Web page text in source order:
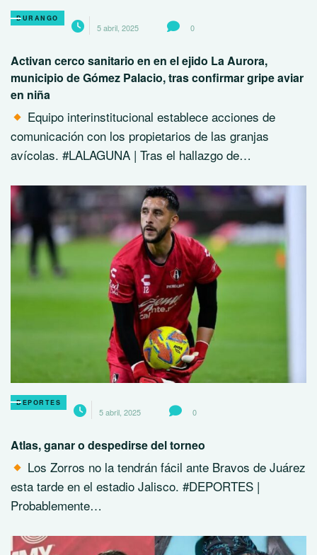
DURANGO
5 abril, 2025 0
Activan cerco sanitario en en el ejido La Aurora,
municipio de Gómez Palacio, tras confirmar gripe aviar
en niña
Equipo interinstitucional establece acciones de
comunicación con los propietarios de las granjas
avícolas. #LALAGUNA | Tras el hallazgo de…
DEPORTES
5 abril, 2025 0
Atlas, ganar o despedirse del torneo
Los Zorros no la tendrán fácil ante Bravos de Juárez
esta tarde en el estadio Jalisco. #DEPORTES |
Probablemente…